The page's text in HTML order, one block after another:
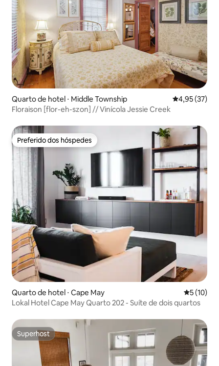
Quarto de hotel ⋅ Middle Township 4,95 de uma
4,95 (37)
Floraison [flor-eh-szon] // Vinícola Jessie Creek
Preferido dos hóspedes
Preferido dos hóspedes
Quarto de hotel ⋅ Cape May 5 de uma
5 (10)
Lokal Hotel Cape May Quarto 202 - Suíte de dois quartos
Superhost
Superhost